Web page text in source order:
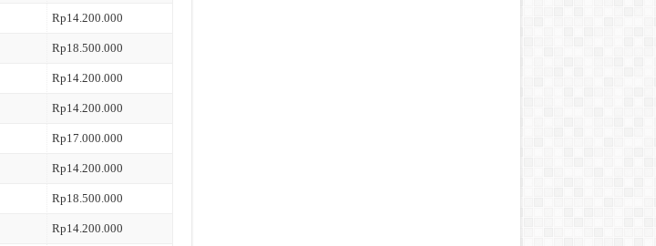
Rp14.200.000
Rp18.500.000
Rp14.200.000
Rp14.200.000
Rp17.000.000
Rp14.200.000
Rp18.500.000
Rp14.200.000